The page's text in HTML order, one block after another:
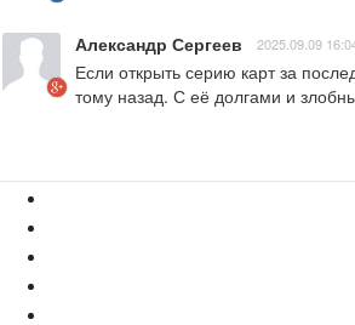
Александр Сергеев 2025.09.09
Если открыть серию карт за
тому назад. С её долгами и